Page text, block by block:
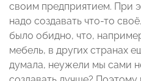
своим предприятием. При
надо создавать что-то
было обидно, что,
мебель, в других странах
думала, неужели мы сами